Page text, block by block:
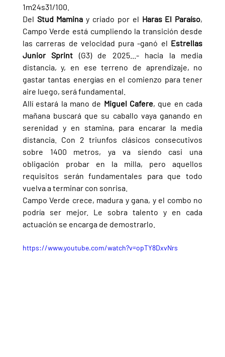
1m24s31/100.
Del Stud Mamina y criado por el Haras El Paraíso,
Campo Verde está cumpliendo la transición desde
las carreras de velocidad pura -ganó el Estrellas
Junior Sprint (G3) de 2025...- hacia la media
distancia, y, en ese terreno de aprendizaje, no
gastar tantas energías en el comienzo para tener
aire luego, será fundamental.
Allí estará la mano de Miguel Cafere, que en cada
mañana buscará que su caballo vaya ganando en
serenidad y en stamina, para encarar la media
distancia. Con 2 triunfos clásicos consecutivos
sobre 1400 metros, ya va siendo casi una
obligación probar en la milla, pero aquellos
requisitos serán fundamentales para que todo
vuelva a terminar con sonrisa.
Campo Verde crece, madura y gana, y el combo no
podría ser mejor. Le sobra talento y en cada
actuación se encarga de demostrarlo.
https://www.youtube.com/watch?v=opTY8DxvNrs